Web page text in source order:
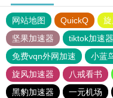
网站地图 QuickQ
坚果加速器
tiktok加速器
免费vqn外网加速
小蓝
旋风加速器
八戒看书
黑豹加速器
一元机场